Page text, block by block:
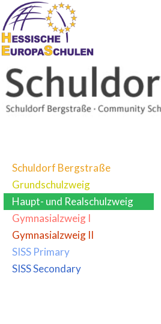
Schuldorf Bergstraße
Grundschulzweig
Haupt- und Realschulzweig
Gymnasialzweig I
Gymnasialzweig II
SISS Primary
SISS Secondary